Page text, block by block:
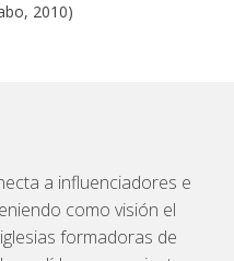
2010)
a influenciadores e
como visión el
formadoras de